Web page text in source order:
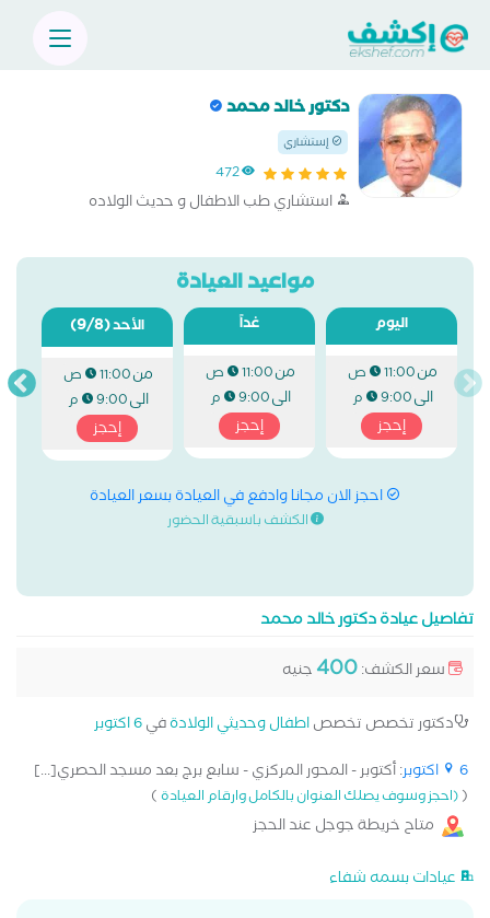
دكتور خالد محمد
إستشاري
472
استشاري طب الاطفال و حديث الولاده
مواعيد العيادة
اليوم
من11:00 ص
الى9:00 م
إحجز
غداً
من11:00 ص
الى9:00 م
إحجز
الأحد(9/8)
من11:00 ص
الى9:00 م
إحجز
احجز الان مجانا وادفع في العيادة بسعر العيادة
الكشف باسبقية الحضور
تفاصيل عيادة دكتور خالد محمد
سعر الكشف:400 جنيه
دكتور تخصص تخصصاطفال وحديثي الولادةفي6 اكتوبر
6 اكتوبر
: أكتوبر - المحور المركزي - سابع برج بعد مسجد الحصري[...]
((احجز وسوف يصلك العنوان بالكامل وارقام العيادة)
متاح خريطة جوجل عند الحجز
عيادات بسمه شفاء